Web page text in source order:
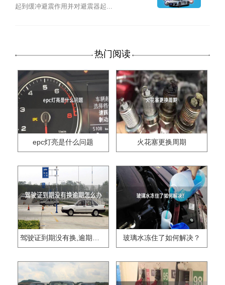
起到缓冲避震作用并对避震器起...
热门阅读
epc灯亮是什么问题 火花塞更换周期
驾驶证到期没有换,逾期怎么办?? 玻璃水冻住了如何解决？